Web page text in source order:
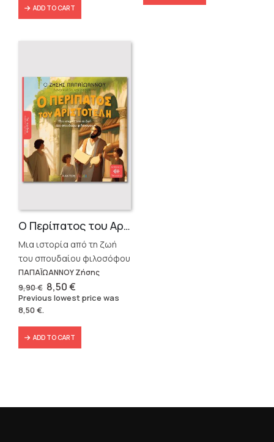
ADD TO CART
Ο Περίπατος του Αριστοτέλη
Μια ιστορία από τη ζωή
του σπουδαίου φιλοσόφου
ΠΑΠΑΪΩΑΝΝΟΥ Ζήσης
9,90€ Original
price
was:
8,50€Current
price
is:
Previous lowest price was
8,50€.
ADD TO CART